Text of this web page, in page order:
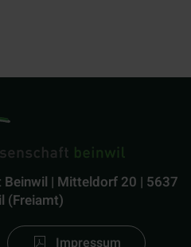
| Mitteldorf 20 | 5637
(Freiamt)
Impressum